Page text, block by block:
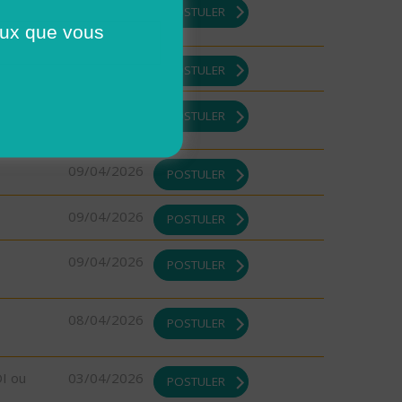
POSTULER
POSTULER
POSTULER
09/04/2026 POSTULER
09/04/2026 POSTULER
09/04/2026 POSTULER
08/04/2026 POSTULER
ou
03/04/2026 POSTULER
que vous